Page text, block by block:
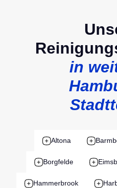
in
Altona
Borgfelde
Hammerbrook